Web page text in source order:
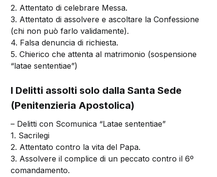
2. Attentato di celebrare Messa.
3. Attentato di assolvere e ascoltare la Confessione
(chi non può farlo validamente).
4. Falsa denuncia di richiesta.
5. Chierico che attenta al matrimonio (sospensione
“latae sententiae”)
I Delitti assolti solo dalla Santa Sede
(Penitenzieria Apostolica)
– Delitti con Scomunica “Latae sententiae”
1. Sacrilegi
2. Attentato contro la vita del Papa.
3. Assolvere il complice di un peccato contro il 6º
comandamento.